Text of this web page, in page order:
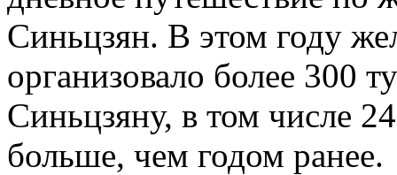
Синьцзян. В этом году
организовало более 300
Синьцзяну, в том числе
больше, чем годом ранее.